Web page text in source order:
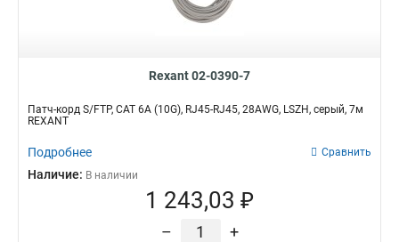
Rexant 02-0390-7
Патч-корд S/FTP, CAT 6A (10G), RJ45-RJ45, 28AWG, LSZH, серый, 7м
REXANT
Подробнее Сравнить
Наличие: В наличии
1 243,03 ₽
– +